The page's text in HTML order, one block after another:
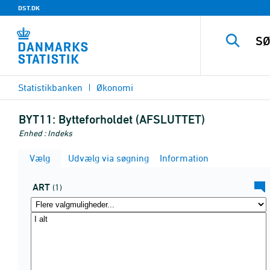
DST.DK
Statistikbanken Økonomi
BYT11: Bytteforholdet (AFSLUTTET)
Enhed : Indeks
Vælg Udvælg via søgning Information
ART (1)